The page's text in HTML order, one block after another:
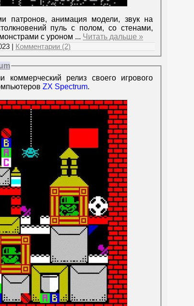
патронов, анимация модели, звук на
пуль с полом, со стенами,
с уроном ... Читать дальше »
Комментарии (2)
коммерческий релиз своего игрового
ZX Spectrum.